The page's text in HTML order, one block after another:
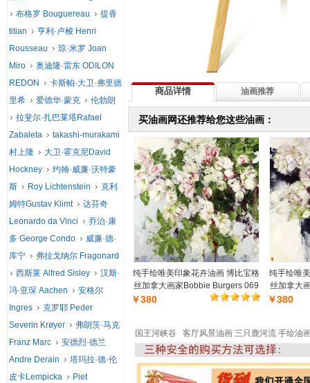
商品详情 油画推荐
买油画网还推荐给您这些油画：
纯手绘唯美印象花卉油画 博比宝格
丝加拿大画家Bobbie Burgers 069
￥380
纯手绘唯
丝加拿大
￥380
国王河峡谷 客厅风景油画 三只鹿河流 手绘油
布格罗 Bouguereau
提香
titian
亨利·卢梭 Henri
Rousseau
琼·米罗 Joan
Miro
奥迪隆·雷东 ODILON
REDON
卡斯帕·大卫·弗里德
里希
爱德华·蒙克
伦勃朗
拉斐尔·扎巴莱塔Rafael
Zabaleta
takashi-murakami
村上隆
大卫·霍克尼David
Hockney
约翰·威廉·沃特豪
斯
Roy Lichtenstein
克利
姆特Gustav Klimt
达芬奇
Leonardo da Vinci
乔治·康
多 George Condo
威廉·德·
库宁
弗拉戈纳尔 Fragonard
西斯莱 Alfred Sisley
汉斯·
冯·亚琛 Aachen
安格尔
Ingres
克罗耶 Peder
Severin Krøyer
弗朗茨·马克
Franz Marc
安德烈·德兰
Andre Derain
塔玛拉·德·伦
皮卡Lempicka
Piet